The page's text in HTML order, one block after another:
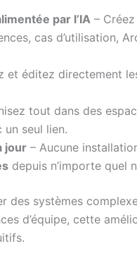
par l’IA –
cas d’utilisation,
et éditez directement
tout dans des
un seul lien.
jour – Aucune
depuis n’importe quel
des systèmes
d’équipe, cette